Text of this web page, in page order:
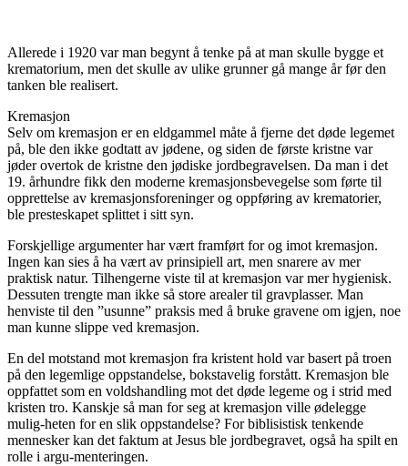
Allerede i 1920 var man begynt å tenke på at man skulle bygge et
krematorium, men det skulle av ulike grunner gå mange år før den
tanken ble realisert.
Kremasjon
Selv om kremasjon er en eldgammel måte å fjerne det døde legemet
på, ble den ikke godtatt av jødene, og siden de første kristne var
jøder overtok de kristne den jødiske jordbegravelsen. Da man i det
19. århundre fikk den moderne kremasjonsbevegelse som førte til
opprettelse av kremasjonsforeninger og oppføring av krematorier,
ble presteskapet splittet i sitt syn.
Forskjellige argumenter har vært framført for og imot kremasjon.
Ingen kan sies å ha vært av prinsipiell art, men snarere av mer
praktisk natur. Tilhengerne viste til at kremasjon var mer hygienisk.
Dessuten trengte man ikke så store arealer til gravplasser. Man
henviste til den ”usunne” praksis med å bruke gravene om igjen, noe
man kunne slippe ved kremasjon.
En del motstand mot kremasjon fra kristent hold var basert på troen
på den legemlige oppstandelse, bokstavelig forstått. Kremasjon ble
oppfattet som en voldshandling mot det døde legeme og i strid med
kristen tro. Kanskje så man for seg at kremasjon ville ødelegge
mulig-heten for en slik oppstandelse? For biblisistisk tenkende
mennesker kan det faktum at Jesus ble jordbegravet, også ha spilt en
rolle i argu-menteringen.